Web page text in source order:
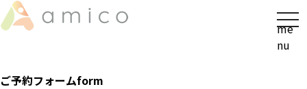
t
o
g
me
nu
ご予約フォームform